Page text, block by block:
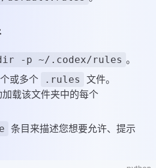
-p ~/.codex/rules 。
或多个
.rules
文件。
载该文件夹中的每个
条目来描述您想要允许、提示